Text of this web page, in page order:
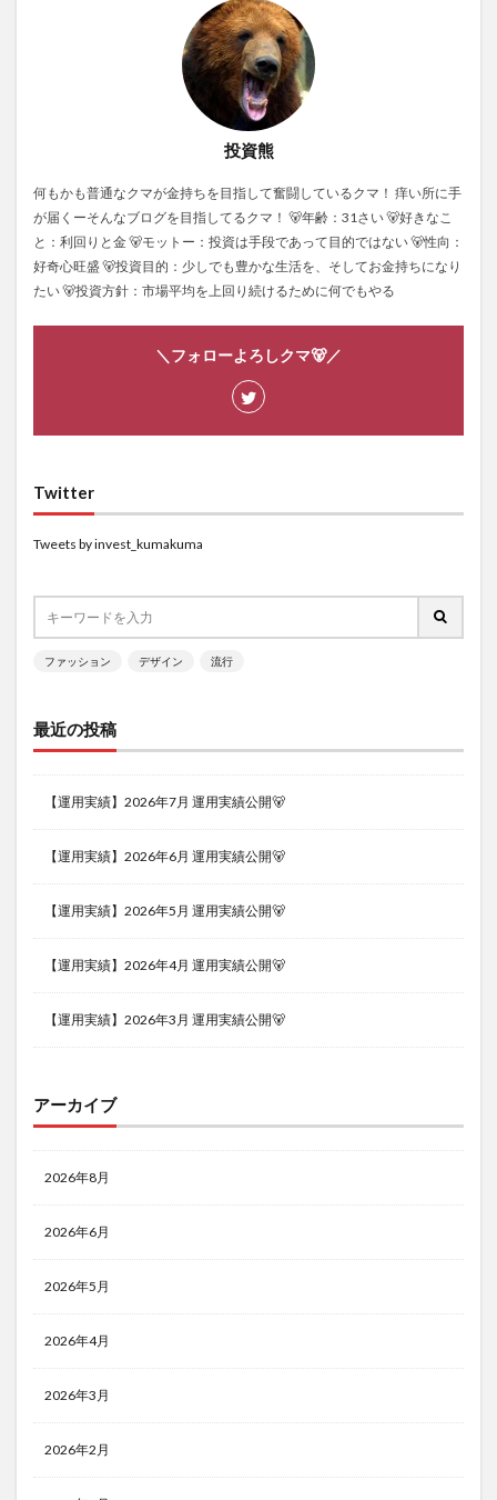
投資熊
何もかも普通なクマが金持ちを目指して奮闘しているクマ！ 痒い所に手
が届くーそんなブログを目指してるクマ！ 🐻年齢：31さい 🐻好きなこ
と：利回りと金 🐻モットー：投資は手段であって目的ではない 🐻性向：
好奇心旺盛 🐻投資目的：少しでも豊かな生活を、そしてお金持ちになり
たい 🐻投資方針：市場平均を上回り続けるために何でもやる
＼フォローよろしクマ🐻／
Twitter
Tweets by invest_kumakuma
ファッション デザイン 流行
最近の投稿
【運用実績】2026年7月 運用実績公開🐻
【運用実績】2026年6月 運用実績公開🐻
【運用実績】2026年5月 運用実績公開🐻
【運用実績】2026年4月 運用実績公開🐻
【運用実績】2026年3月 運用実績公開🐻
アーカイブ
2026年8月
2026年6月
2026年5月
2026年4月
2026年3月
2026年2月